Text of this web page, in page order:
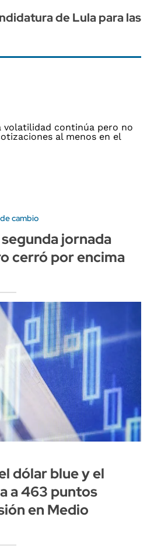
de Lula para
cambio
jornada
cerró por encima
dólar blue y el
a 463 puntos
en Medio